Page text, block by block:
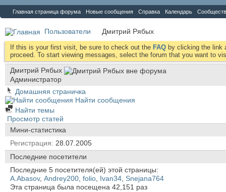
Главная страница форума Новые сообщения Справка Календарь
Пользователи Дмитрий Рябых
If this is your first visit, be sure to check out the FAQ by clicking the link
proceed. To start viewing messages, select the forum that you want to
Дмитрий Рябых
Администратор
Домашняя страничка
Найти сообщения
Найти темы
Просмотр статей
Мини-статистика
Регистрация
28.07.2005
Последние посетители
Последние 5 посетителя(ей) этой страницы:
A.Abasov, Andrey200 folio Ivan34 Snejana764
Эта страница была посещена 42,151 раз